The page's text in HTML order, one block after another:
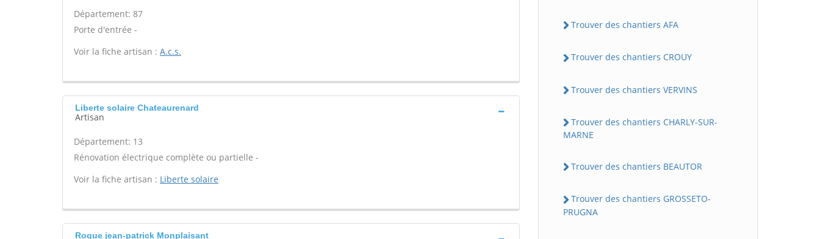
Département: 87
Porte d'entrée -
Voir la fiche artisan : A.c.s.
Liberte solaire Chateaurenard
Artisan
Département: 13
Rénovation électrique complète ou partielle -
Voir la fiche artisan : Liberte solaire
Roque jean-patrick Monplaisant
Trouver des chantiers AFA
Trouver des chantiers CROUY
Trouver des chantiers VERVINS
Trouver des chantiers CHARLY-SUR-
MARNE
Trouver des chantiers BEAUTOR
Trouver des chantiers GROSSETO-
PRUGNA